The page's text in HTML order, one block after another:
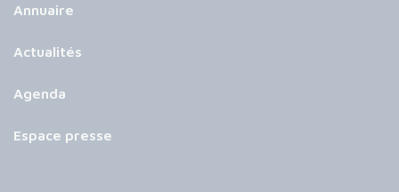
Annuaire
Actualités
Agenda
Espace presse